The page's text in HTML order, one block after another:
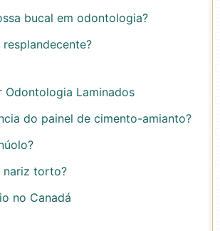
bucal em odontologia?
Odontologia Laminados
do painel de cimento-amianto?
nariz torto?
no Canadá